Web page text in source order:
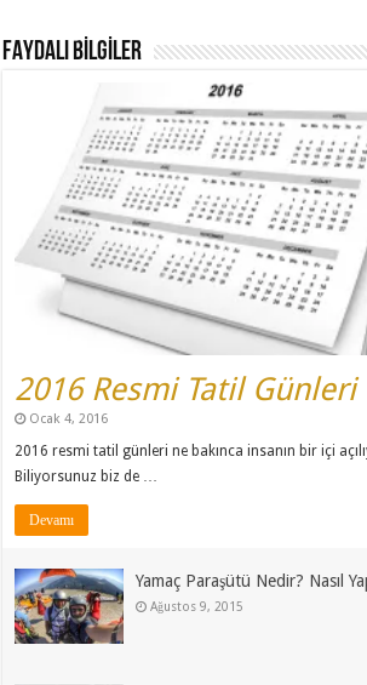
FAYDALI BİLGİLER
2016 Resmi Tatil Günleri
Ocak 4, 2016
2016 resmi tatil günleri ne bakınca insanın bir içi
Biliyorsunuz biz de …
Devamı
Yamaç Paraşütü Nedir? Nasıl
Ağustos 9, 2015